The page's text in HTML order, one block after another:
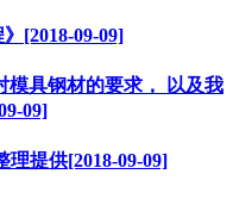
[2018-09-09]
模具钢材的要求， 以及我
09]
提供[2018-09-09]